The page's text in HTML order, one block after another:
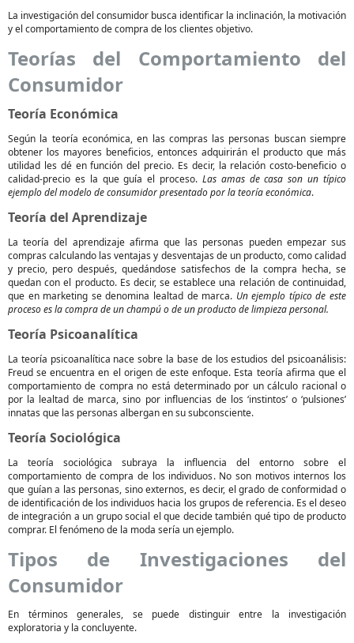
La investigación del consumidor busca identificar la inclinación, la motivación
y el comportamiento de compra de los clientes objetivo.
Teorías del Comportamiento del
Consumidor
Teoría Económica
Según la teoría económica, en las compras las personas buscan siempre
obtener los mayores beneficios, entonces adquirirán el producto que más
utilidad les dé en función del precio. Es decir, la relación costo-beneficio o
calidad-precio es la que guía el proceso. Las amas de casa son un típico
ejemplo del modelo de consumidor presentado por la teoría económica.
Teoría del Aprendizaje
La teoría del aprendizaje afirma que las personas pueden empezar sus
compras calculando las ventajas y desventajas de un producto, como calidad
y precio, pero después, quedándose satisfechos de la compra hecha, se
quedan con el producto. Es decir, se establece una relación de continuidad,
que en marketing se denomina lealtad de marca. Un ejemplo típico de este
proceso es la compra de un champú o de un producto de limpieza personal.
Teoría Psicoanalítica
La teoría psicoanalítica nace sobre la base de los estudios del psicoanálisis:
Freud se encuentra en el origen de este enfoque. Esta teoría afirma que el
comportamiento de compra no está determinado por un cálculo racional o
por la lealtad de marca, sino por influencias de los ‘instintos’ o ‘pulsiones’
innatas que las personas albergan en su subconsciente.
Teoría Sociológica
La teoría sociológica subraya la influencia del entorno sobre el
comportamiento de compra de los individuos. No son motivos internos los
que guían a las personas, sino externos, es decir, el grado de conformidad o
de identificación de los individuos hacia los grupos de referencia. Es el deseo
de integración a un grupo social el que decide también qué tipo de producto
comprar. El fenómeno de la moda sería un ejemplo.
Tipos de Investigaciones del
Consumidor
En términos generales, se puede distinguir entre la investigación
exploratoria y la concluyente.